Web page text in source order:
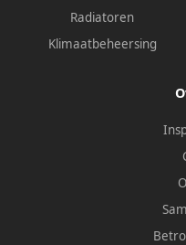
Radiatoren
Klimaatbeheersing